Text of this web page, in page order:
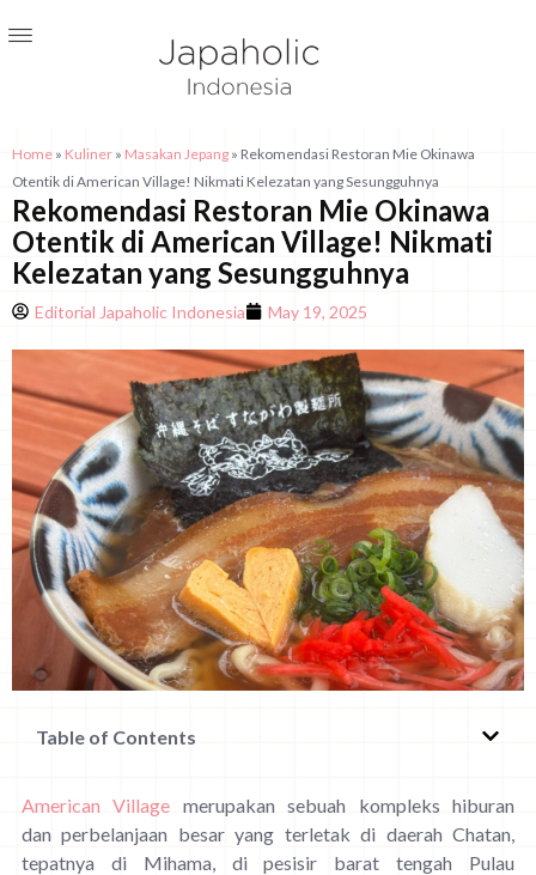
Home » Kuliner » Masakan Jepang » Rekomendasi Restoran Mie Okinawa
Otentik di American Village! Nikmati Kelezatan yang Sesungguhnya
Rekomendasi Restoran Mie Okinawa
Otentik di American Village! Nikmati
Kelezatan yang Sesungguhnya
Editorial Japaholic Indonesia May 19, 2025
Table of Contents
American Village merupakan sebuah kompleks hiburan
dan perbelanjaan besar yang terletak di daerah Chatan,
tepatnya di Mihama, di pesisir barat tengah Pulau